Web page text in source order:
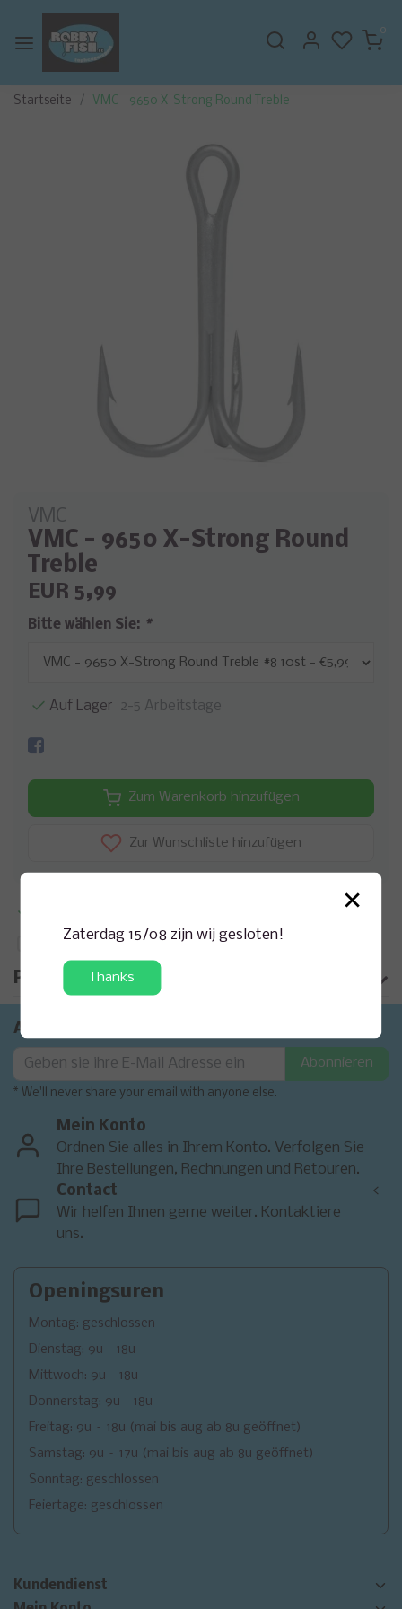
0
Startseite VMC - 9650 X-Strong Round Treble
VMC
VMC - 9650 X-Strong Round
Treble
EUR 5,99
Bitte wählen Sie: *
Auf Lager 2-5 Arbeitstage
Zum Warenkorb hinzufügen
Zur Wunschliste hinzufügen
Anfrage zu diesem Produkt
Auf Vergleichsliste setzen
Produktinformation
Abonnieren Sie unseren Newsletter
Abonnieren
* We'll never share your email with anyone else.
Mein Konto
Ordnen Sie alles in Ihrem Konto. Verfolgen Sie
Ihre Bestellungen, Rechnungen und Retouren.
Contact
Wir helfen Ihnen gerne weiter. Kontaktiere
uns.
<
Openingsuren
Montag: geschlossen
Dienstag: 9u - 18u
Mittwoch: 9u - 18u
Donnerstag: 9u - 18u
Freitag: 9u – 18u (mai bis aug ab 8u geöffnet)
Samstag: 9u – 17u (mai bis aug ab 8u geöffnet)
Sonntag: geschlossen
Feiertage: geschlossen
Kundendienst
×
Zaterdag 15/08 zijn wij gesloten!
Thanks